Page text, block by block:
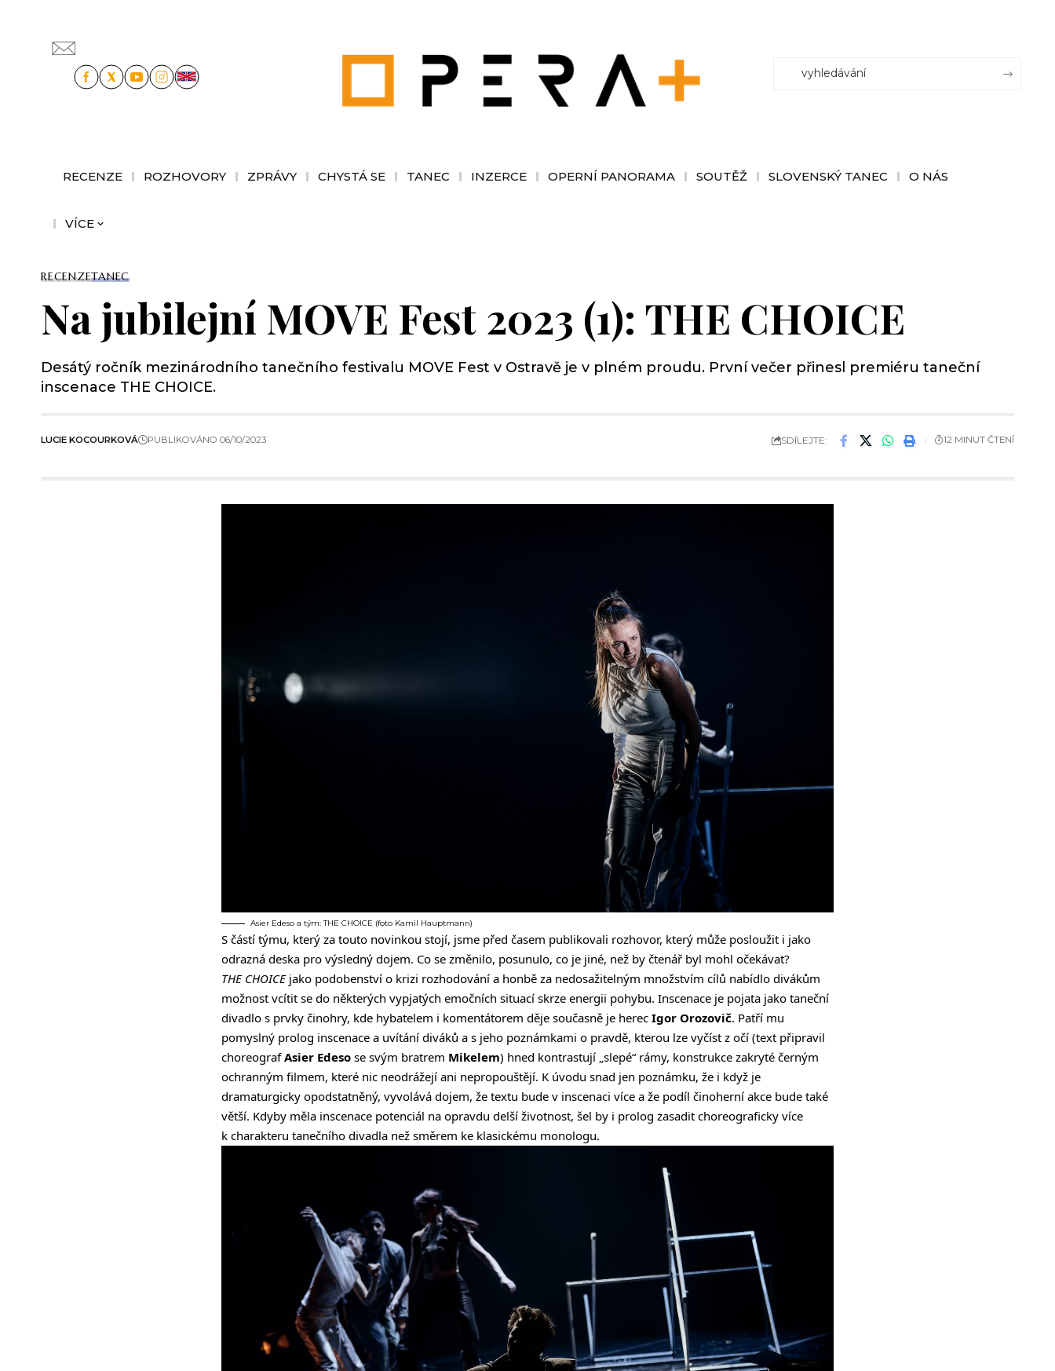
RECENZE ROZHOVORY ZPRÁVY CHYSTÁ SE TANEC INZERCE OPERNÍ PANORAMA SOUTĚŽ SLOVENSKÝ TANEC O NÁS
VÍCE
RECENZETANEC
Na jubilejní MOVE Fest 2023 (1): THE CHOICE
Desátý ročník mezinárodního tanečního festivalu MOVE Fest v Ostravě je v plném proudu. První večer přinesl premiéru taneční
inscenace THE CHOICE.
LUCIE KOCOURKOVÁ PUBLIKOVÁNO 06/10/2023 SDÍLEJTE: 12 MINUT ČTENÍ
Asier Edeso a tým: THE CHOICE (foto Kamil Hauptmann)
S částí týmu, který za touto novinkou stojí, jsme před časem publikovali rozhovor, který může posloužit i jako
odrazná deska pro výsledný dojem. Co se změnilo, posunulo, co je jiné, než by čtenář byl mohl očekávat?
THE CHOICEjako podobenství o krizi rozhodování a honbě za nedosažitelným množstvím cílů nabídlo divákům
možnost vcítit se do některých vypjatých emočních situací skrze energii pohybu. Inscenace je pojata jako taneční
divadlo s prvky činohry, kde hybatelem i komentátorem děje současně je herec Igor Orozovič. Patří mu
pomyslný prolog inscenace a uvítání diváků a s jeho poznámkami o pravdě, kterou lze vyčíst z očí (text připravil
choreografAsier Edeso se svým bratrem Mikelem) hned kontrastují „slepé“ rámy, konstrukce zakryté černým
ochranným filmem, které nic neodrážejí ani nepropouštějí. K úvodu snad jen poznámku, že i když je
dramaturgicky opodstatněný, vyvolává dojem, že textu bude v inscenaci více a že podíl činoherní akce bude také
větší. Kdyby měla inscenace potenciál na opravdu delší životnost, šel by i prolog zasadit choreograficky více
k charakteru tanečního divadla než směrem ke klasickému monologu.